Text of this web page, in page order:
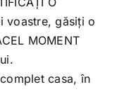
voastre, găsiți o
MOMENT
casa, în